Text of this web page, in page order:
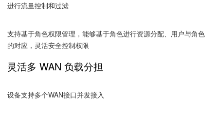
进行流量控制和过滤
支持基于角色权限管理，能够基于角色进行资源分配、用户与角色
的对应，灵活安全控制权限
灵活多 WAN 负载分担
设备支持多个WAN接口并发接入